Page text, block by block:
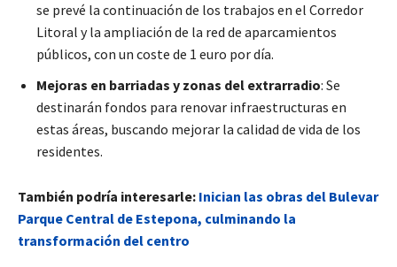
se prevé la continuación de los trabajos en el Corredor
Litoral y la ampliación de la red de aparcamientos
públicos, con un coste de 1 euro por día.
Mejoras en barriadas y zonas del extrarradio: Se
destinarán fondos para renovar infraestructuras en
estas áreas, buscando mejorar la calidad de vida de los
residentes.
También podría interesarle: Inician las obras del Bulevar
Parque Central de Estepona, culminando la
transformación del centro